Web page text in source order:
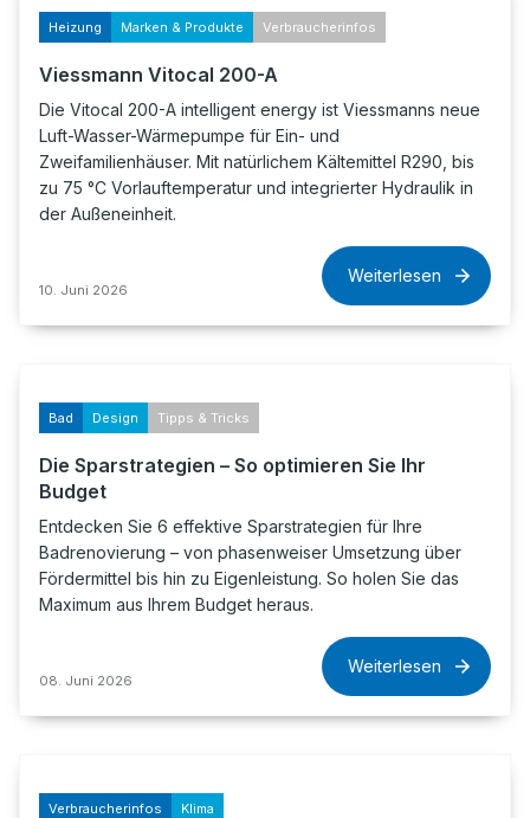
Heizung Marken & Produkte Verbraucherinfos
Viessmann Vitocal 200-A
Die Vitocal 200-A intelligent energy ist Viessmanns neue
Luft-Wasser-Wärmepumpe für Ein- und
Zweifamilienhäuser. Mit natürlichem Kältemittel R290, bis
zu 75 °C Vorlauftemperatur und integrierter Hydraulik in
der Außeneinheit.
10. Juni 2026
Weiterlesen
Bad Design Tipps & Tricks
Die Sparstrategien – So optimieren Sie Ihr
Budget
Entdecken Sie 6 effektive Sparstrategien für Ihre
Badrenovierung – von phasenweiser Umsetzung über
Fördermittel bis hin zu Eigenleistung. So holen Sie das
Maximum aus Ihrem Budget heraus.
08. Juni 2026
Weiterlesen
Verbraucherinfos Klima